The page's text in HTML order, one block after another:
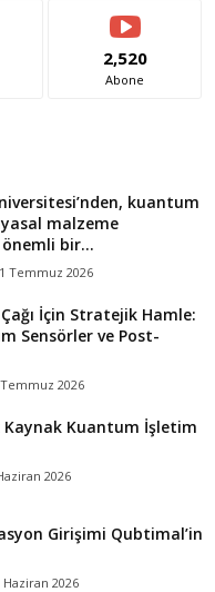
2,520
Abone
kuantum
malzeme
bir...
Temmuz 2026
İçin Stratejik Hamle:
Sensörler ve Post-
2026
Kaynak Kuantum İşletim
2026
Girişimi Qubtimal’in
Haziran 2026